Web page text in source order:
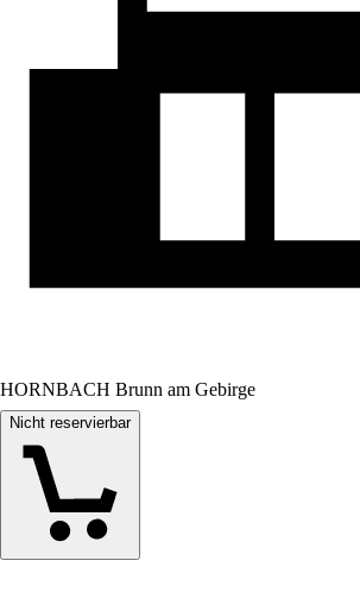
HORNBACH Brunn am Gebirge
Nicht reservierbar